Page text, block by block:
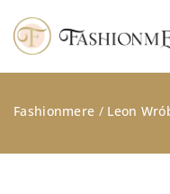
Fashionmere / Leon